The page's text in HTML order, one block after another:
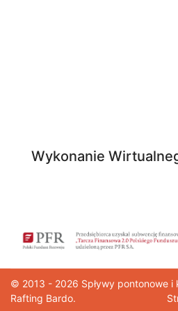
Wykonanie
© 2013 - 2026 Spływy pontonowe i
Rafting Bardo.